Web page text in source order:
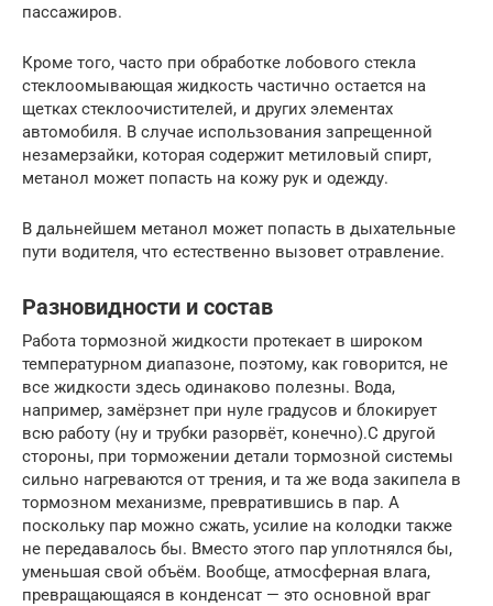
пассажиров.
Кроме того, часто при обработке лобового стекла
стеклоомывающая жидкость частично остается на
щетках стеклоочистителей, и других элементах
автомобиля. В случае использования запрещенной
незамерзайки, которая содержит метиловый спирт,
метанол может попасть на кожу рук и одежду.
В дальнейшем метанол может попасть в дыхательные
пути водителя, что естественно вызовет отравление.
Разновидности и состав
Работа тормозной жидкости протекает в широком
температурном диапазоне, поэтому, как говорится, не
все жидкости здесь одинаково полезны. Вода,
например, замёрзнет при нуле градусов и блокирует
всю работу (ну и трубки разорвёт, конечно).С другой
стороны, при торможении детали тормозной системы
сильно нагреваются от трения, и та же вода закипела в
тормозном механизме, превратившись в пар. А
поскольку пар можно сжать, усилие на колодки также
не передавалось бы. Вместо этого пар уплотнялся бы,
уменьшая свой объём. Вообще, атмосферная влага,
превращающаяся в конденсат — это основной враг